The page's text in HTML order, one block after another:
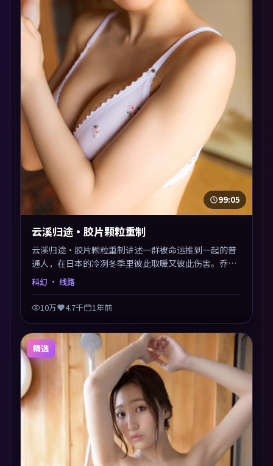
99:05
云溪归途·胶片颗粒重制
云溪归途·胶片颗粒重制讲述一群被命运推到一起的普
通人，在日本的冷冽冬季里彼此取暖又彼此伤害。乔丹
·皮尔以科幻类型外壳探讨信任与背叛，映后讨论度颇
梁。
科幻 · 线路
10万 4.7千 1年前
精选